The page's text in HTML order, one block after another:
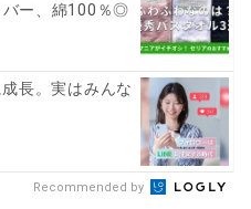
バー、綿100％◎
長。実はみんな
Recommended by